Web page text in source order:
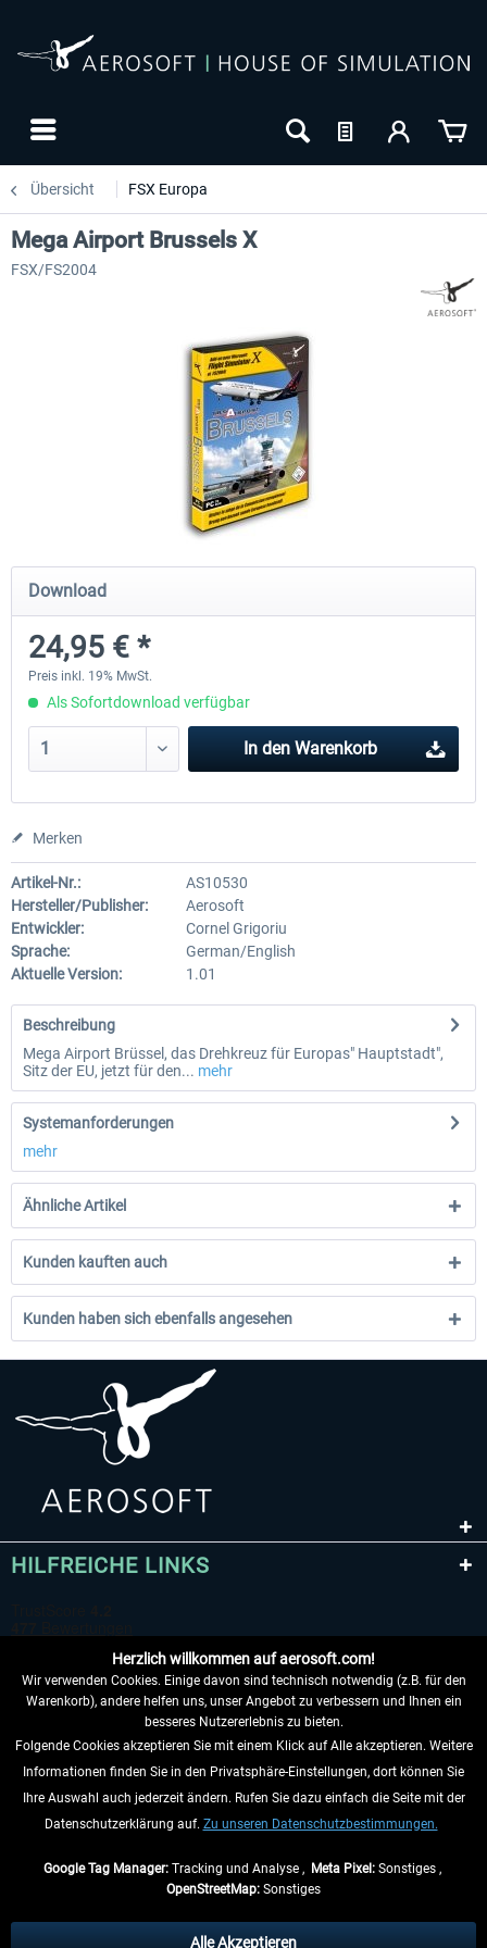
Übersicht FSX Europa
Mega Airport Frankfurt V2.0
29,95 € *
Mega Airport Berlin
Mega Airport Brussels X
FSX/FS2004
Download
24,95 € *
Preis inkl. 19% MwSt.
Als Sofortdownload verfügbar
In den Warenkorb
Merken
Artikel-Nr.:
AS10530
Hersteller/Publisher:
Aerosoft
Entwickler:
Cornel Grigoriu
Sprache:
German/English
Aktuelle Version:
1.01
Beschreibung
Mega Airport Brüssel, das Drehkreuz für Europas" Hauptstadt",
Sitz der EU, jetzt für den... mehr
Systemanforderungen
mehr
Ähnliche Artikel
Kunden kauften auch
Kunden haben sich ebenfalls angesehen
HILFREICHE LINKS
VERTRAG WIDERRUFEN
INFORMATIONEN
anders beschrieben.
Herzlich willkommen auf aerosoft.com!
Wir verwenden Cookies. Einige davon sind technisch notwendig (z.B. für den
Warenkorb), andere helfen uns, unser Angebot zu verbessern und Ihnen ein
besseres Nutzererlebnis zu bieten.
Folgende Cookies akzeptieren Sie mit einem Klick auf Alle akzeptieren. Weitere
Informationen finden Sie in den Privatsphäre-Einstellungen, dort können Sie
Ihre Auswahl auch jederzeit ändern. Rufen Sie dazu einfach die Seite mit der
Datenschutzerklärung auf. Zu unseren Datenschutzbestimmungen.
Google Tag Manager:Tracking und Analyse , Meta Pixel:Sonstiges ,
OpenStreetMap: Sonstiges
Alle Akzeptieren